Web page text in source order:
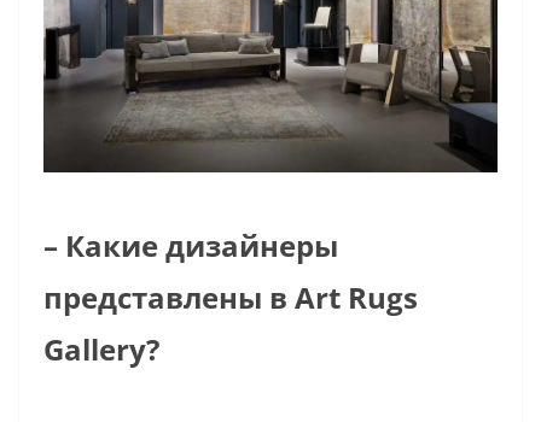
– Какие дизайнеры
представлены в Art Rugs
Gallery?